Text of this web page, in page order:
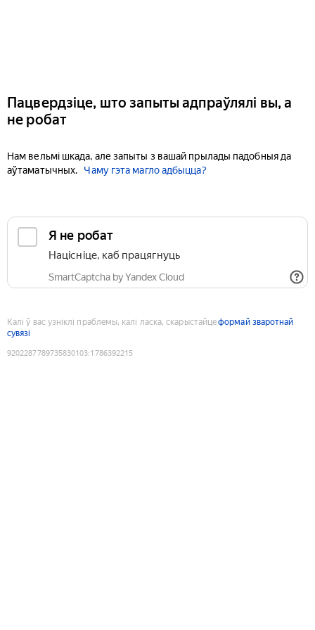
Пацвердзіце, што запыты адпраўлялі вы, а
не робат
Нам вельмі шкада, але запыты з вашай прылады падобныя да
аўтаматычных.
Чаму гэта магло адбыцца?
Я не робат
Націсніце, каб працягнуць
SmartCaptcha by Yandex Cloud
Калі ў вас узніклі праблемы, калі ласка, скарыстайцеформай зваротнай
сувязі
9202287789735830103:1786392215